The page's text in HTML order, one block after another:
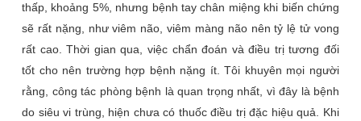
thấp, khoảng 5%, nhưng bệnh tay chân miệng khi biến chứng
sẽ rất nặng, như viêm não, viêm màng não nên tỷ lệ tử vong
rất cao. Thời gian qua, việc chẩn đoán và điều trị tương đối
tốt cho nên trường hợp bệnh nặng ít. Tôi khuyên mọi người
rằng, công tác phòng bệnh là quan trọng nhất, vì đây là bệnh
do siêu vi trùng, hiện chưa có thuốc điều trị đặc hiệu quả. Khi